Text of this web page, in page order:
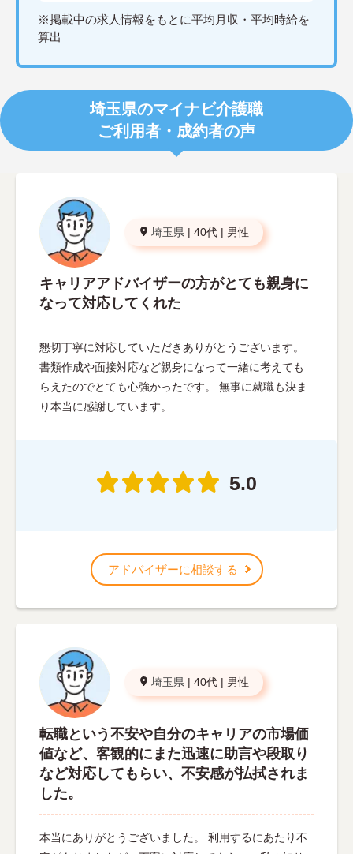
※掲載中の求人情報をもとに平均月収・平均時給を
算出
埼玉県のマイナビ介護職
ご利用者・成約者の声
埼玉県 | 40代 | 男性
キャリアアドバイザーの方がとても親身に
なって対応してくれた
懇切丁寧に対応していただきありがとうございます。
書類作成や面接対応など親身になって一緒に考えても
らえたのでとても心強かったです。 無事に就職も決ま
り本当に感謝しています。
5.0
アドバイザーに相談する
埼玉県 | 40代 | 男性
転職という不安や自分のキャリアの市場価
値など、客観的にまた迅速に助言や段取り
など対応してもらい、不安感が払拭されま
した。
本当にありがとうございました。 利用するにあたり不